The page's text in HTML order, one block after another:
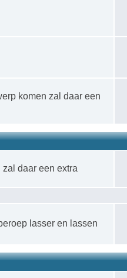
komen zal daar een
daar een extra
lasser en lassen